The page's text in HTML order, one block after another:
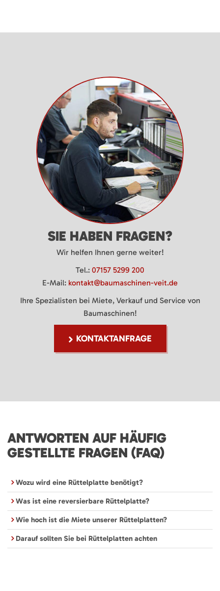
SIE HABEN FRAGEN?
Wir helfen Ihnen gerne weiter!
Tel.: 07157 5299 200
E-Mail: kontakt@baumaschinen-veit.de
Ihre Spezialisten bei Miete, Verkauf und Service von
Baumaschinen!
KONTAKTANFRAGE
ANTWORTEN AUF HÄUFIG
GESTELLTE FRAGEN (FAQ)
Wozu wird eine Rüttelplatte benötigt?
Was ist eine reversierbare Rüttelplatte?
Wie hoch ist die Miete unserer Rüttelplatten?
Darauf sollten Sie bei Rüttelplatten achten